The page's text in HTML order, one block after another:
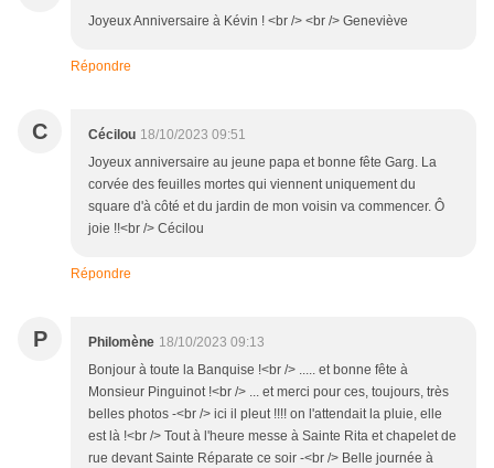
Joyeux Anniversaire à Kévin ! <br /> <br /> Geneviève
Répondre
C Cécilou 18/10/2023 09:51
Joyeux anniversaire au jeune papa et bonne fête Garg. La
corvée des feuilles mortes qui viennent uniquement du
square d'à côté et du jardin de mon voisin va commencer. Ô
joie !!<br /> Cécilou
Répondre
P Philomène 18/10/2023 09:13
Bonjour à toute la Banquise !<br /> ..... et bonne fête à
Monsieur Pinguinot !<br /> ... et merci pour ces, toujours, très
belles photos -<br /> ici il pleut !!!! on l'attendait la pluie, elle
est là !<br /> Tout à l'heure messe à Sainte Rita et chapelet de
rue devant Sainte Réparate ce soir -<br /> Belle journée à